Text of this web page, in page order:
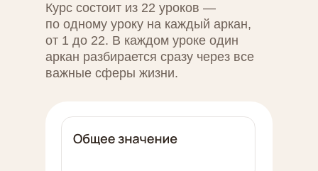
Курс состоит из 22 уроков —
по одному уроку на каждый аркан,
от 1 до 22. В каждом уроке один
аркан разбирается сразу через все
важные сферы жизни.